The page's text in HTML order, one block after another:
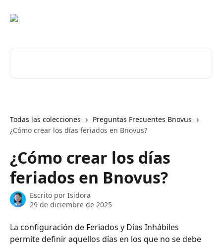
Todas las colecciones
Preguntas Frecuentes Bnovus
¿Cómo crear los días feriados en Bnovus?
¿Cómo crear los días
feriados en Bnovus?
Escrito por Isidora
29 de diciembre de 2025
La configuración de Feriados y Días Inhábiles
permite definir aquellos días en los que no se debe